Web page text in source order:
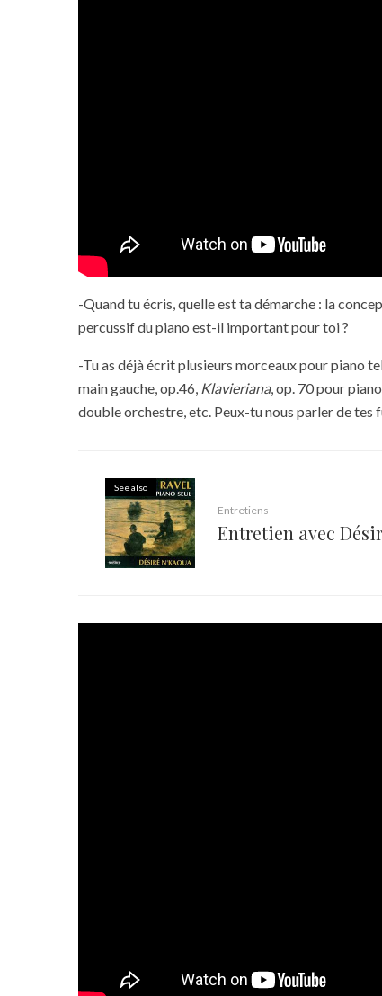
-Quand tu écris, quelle est ta démarche : la
percussif du piano est-il important pour toi ?
-Tu as déjà écrit plusieurs morceaux pour piano
main gauche, op.46, Klavieriana, op. 70 pour
double orchestre, etc. Peux-tu nous parler de tes
See also
Entretiens
Entretien avec